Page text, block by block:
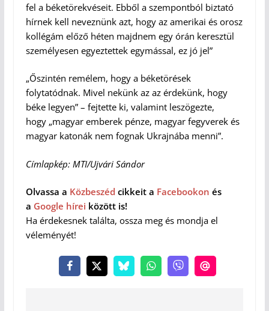
fel a béketörekvéseit. Ebből a szempontból biztató
hírnek kell neveznünk azt, hogy az amerikai és orosz
kollégám előző héten majdnem egy órán keresztül
személyesen egyeztettek egymással, ez jó jel”
„Őszintén remélem, hogy a béketörések
folytatódnak. Mivel nekünk az az érdekünk, hogy
béke legyen” – fejtette ki, valamint leszögezte,
hogy „magyar emberek pénze, magyar fegyverek és
magyar katonák nem fognak Ukrajnába menni”.
Címlapkép: MTI/Ujvári Sándor
Olvassa a Közbeszéd cikkeit a Facebookon és
a Google hírei között is!
Ha érdekesnek találta, ossza meg és mondja el
véleményét!